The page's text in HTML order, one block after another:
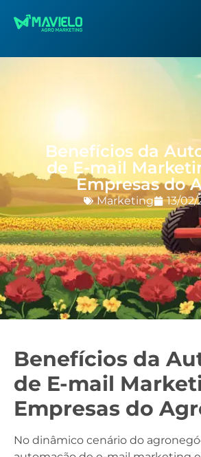
Benefícios da
de E-mail
Empresas do
Marketing 13/02/
Benefícios da
de E-mail
Empresas do
No dinâmico cenário do